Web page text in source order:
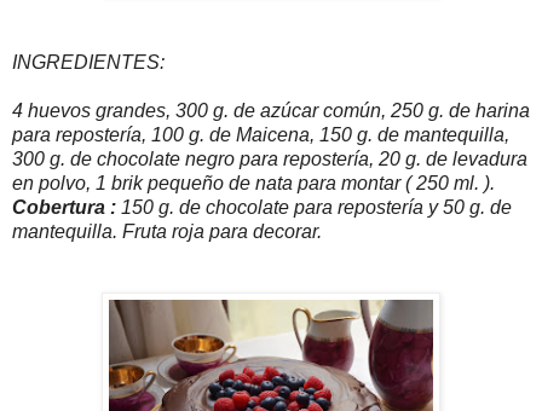
INGREDIENTES:
4 huevos grandes, 300 g. de azúcar común, 250 g. de harina
para repostería, 100 g. de Maicena, 150 g. de mantequilla,
300 g. de chocolate negro para repostería, 20 g. de levadura
en polvo, 1 brik pequeño de nata para montar ( 250 ml. ).
Cobertura : 150 g. de chocolate para repostería y 50 g. de
mantequilla. Fruta roja para decorar.